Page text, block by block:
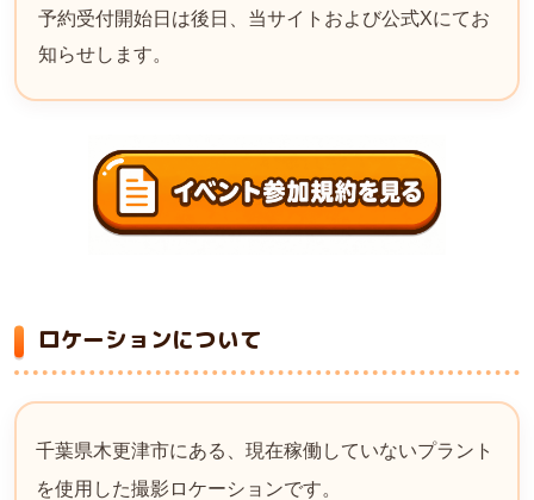
予約受付開始日は後日、当サイトおよび公式Xにてお
知らせします。
ロケーションについて
千葉県木更津市にある、現在稼働していないプラント
を使用した撮影ロケーションです。